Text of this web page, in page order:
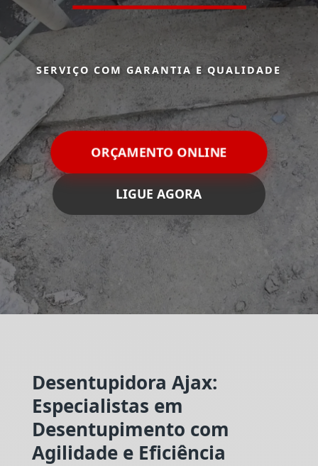
SERVIÇO COM GARANTIA E QUALIDADE
ORÇAMENTO ONLINE
LIGUE AGORA
Desentupidora Ajax:
Especialistas em
Desentupimento com
Agilidade e Eficiência